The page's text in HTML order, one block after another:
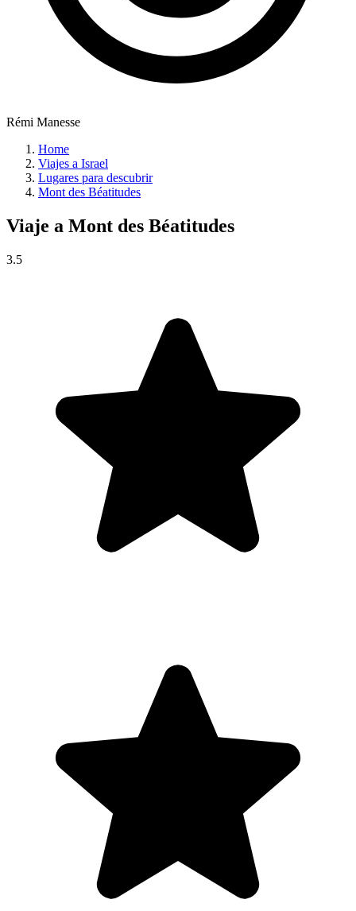
Rémi Manesse
Home
Viajes a Israel
Lugares para descubrir
Mont des Béatitudes
Viaje a Mont des Béatitudes
3.5